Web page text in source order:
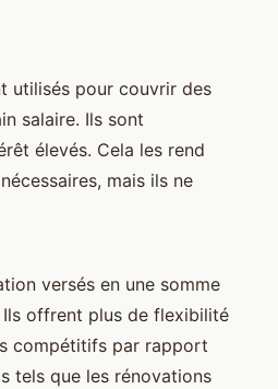
utilisés pour couvrir des
salaire. Ils sont
élevés. Cela les rend
mais ils ne
versés en une somme
Ils offrent plus de flexibilité
compétitifs par rapport
tels que les rénovations